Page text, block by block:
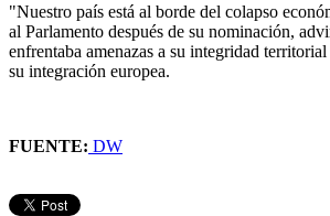
"Nuestro país está al borde del colapso
al Parlamento después de su nominación,
enfrentaba amenazas a su integridad
su integración europea.
FUENTE: DW